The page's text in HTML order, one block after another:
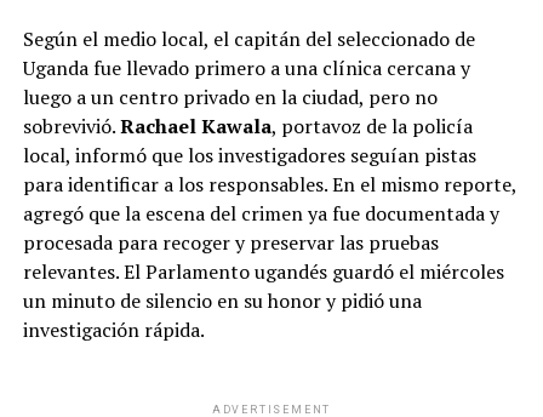
Según el medio local, el capitán del seleccionado de
Uganda fue llevado primero a una clínica cercana y
luego a un centro privado en la ciudad, pero no
sobrevivió.Rachael Kawala, portavoz de la policía
local, informó que los investigadores seguían pistas
para identificar a los responsables. En el mismo reporte,
agregó que la escena del crimen ya fue documentada y
procesada para recoger y preservar las pruebas
relevantes. El Parlamento ugandés guardó el miércoles
un minuto de silencio en su honor y pidió una
investigación rápida.
ADVERTISEMENT